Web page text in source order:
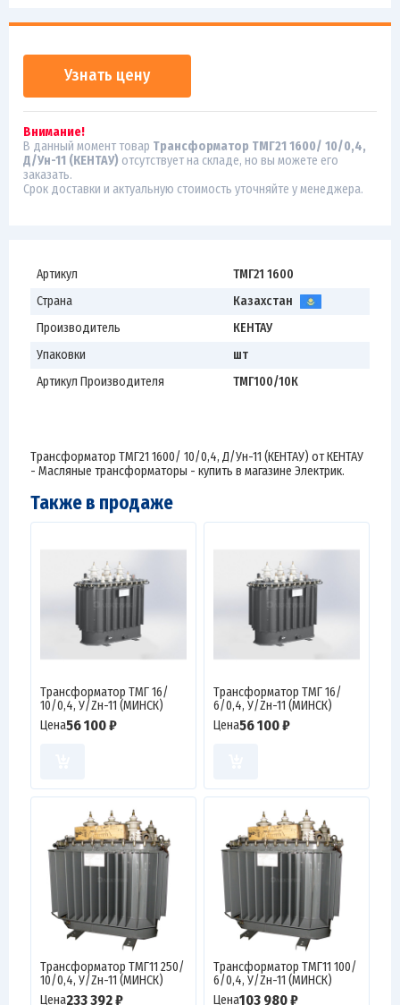
Узнать цену
Внимание!
В данный момент товар Трансформатор ТМГ21 1600/ 10/0,4,
Д/Ун-11 (КЕНТАУ) отсутствует на складе, но вы можете его
заказать.
Срок доставки и актуальную стоимость уточняйте у менеджера.
Артикул
ТМГ21 1600
Страна
Казахстан
Производитель
КЕНТАУ
Упаковки
шт
Артикул Производителя
ТМГ100/10К
Трансформатор ТМГ21 1600/ 10/0,4, Д/Ун-11 (КЕНТАУ) от КЕНТАУ
- Масляные трансформаторы - купить в магазине Электрик.
Также в продаже
Трансформатор ТМГ 16/
10/0,4, У/Zн-11 (МИНСК)
Цена56 100 ₽
Трансформатор ТМГ 16/
6/0,4, У/Zн-11 (МИНСК)
Цена56 100 ₽
Трансформатор ТМГ11 250/
10/0,4, У/Zн-11 (МИНСК)
Цена233 392 ₽
Трансформатор ТМГ11 100/
6/0,4, У/Zн-11 (МИНСК)
Цена103 980 ₽